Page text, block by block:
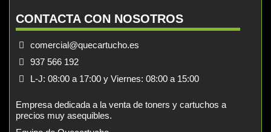
CONTACTA CON NOSOTROS
comercial@quecartucho.es
937 566 192
L-J: 08:00 a 17:00 y Viernes: 08:00 a 15:00
Empresa dedicada a la venta de toners y cartuchos a
precios muy asequibles.